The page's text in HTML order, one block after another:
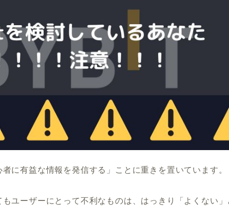
に有益な情報を発信する」ことに重きを置いています。
ユーザーにとって不利なものは、はっきり「よくない」